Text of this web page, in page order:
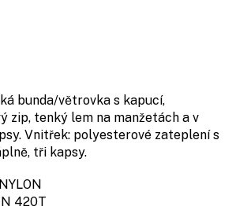
bunda/větrovka s kapucí,
zip, tenký lem na manžetách a v
Vnitřek: polyesterové zateplení s
tři kapsy.
420T